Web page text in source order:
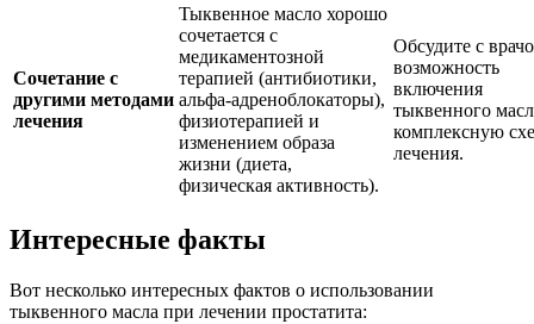
Сочетание с
другими методами
лечения
Тыквенное масло хорошо
сочетается с
медикаментозной
терапией (антибиотики,
альфа-адреноблокаторы),
физиотерапией и
изменением образа
жизни (диета,
физическая активность).
Обсудите с
возможность
включения
тыквенного
комплексную
лечения.
Интересные факты
Вот несколько интересных фактов о использовании
тыквенного масла при лечении простатита: